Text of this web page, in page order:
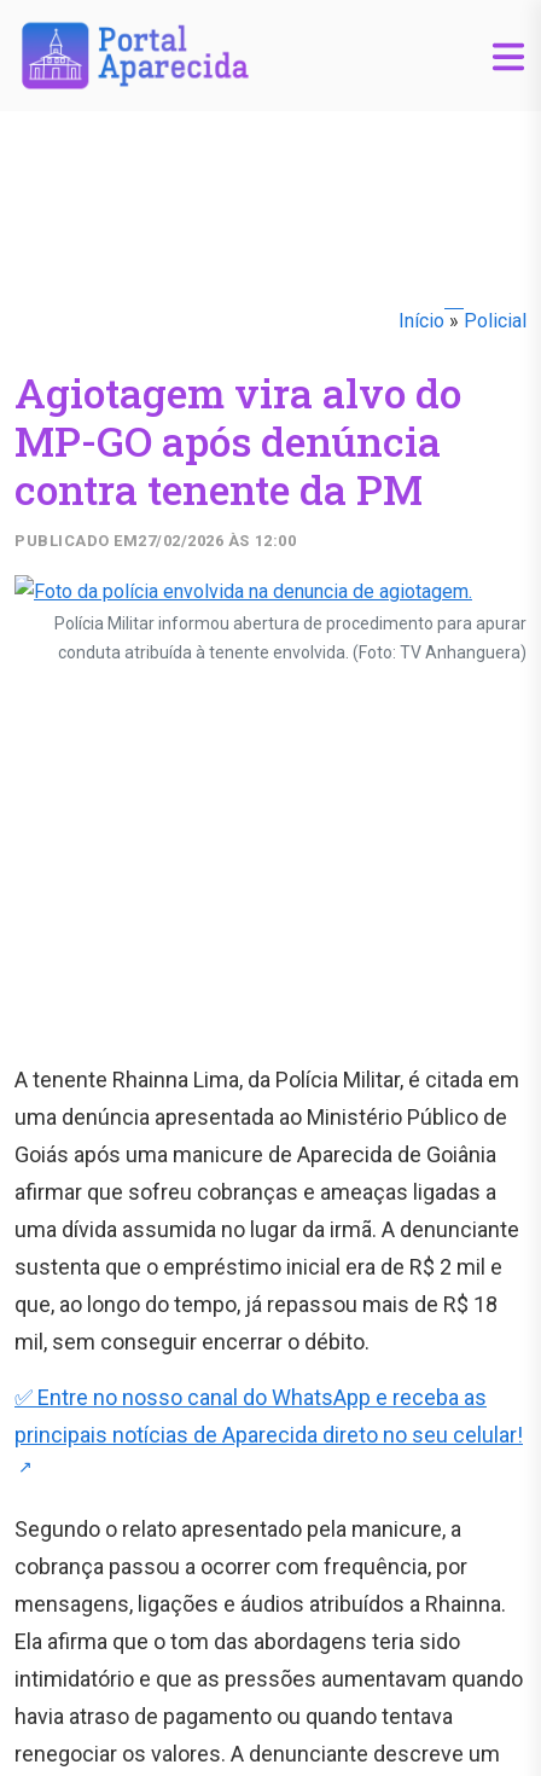
Início » Policial
Agiotagem vira alvo do
MP-GO após denúncia
contra tenente da PM
PUBLICADO EM27/02/2026 ÀS 12:00
Polícia Militar informou abertura de procedimento para apurar
conduta atribuída à tenente envolvida. (Foto: TV Anhanguera)
A tenente Rhainna Lima, da Polícia Militar, é citada em
uma denúncia apresentada ao Ministério Público de
Goiás após uma manicure de Aparecida de Goiânia
afirmar que sofreu cobranças e ameaças ligadas a
uma dívida assumida no lugar da irmã. A denunciante
sustenta que o empréstimo inicial era de R$ 2 mil e
que, ao longo do tempo, já repassou mais de R$ 18
mil, sem conseguir encerrar o débito.
✅ Entre no nosso canal do WhatsApp e receba as
principais notícias de Aparecida direto no seu celular!
Segundo o relato apresentado pela manicure, a
cobrança passou a ocorrer com frequência, por
mensagens, ligações e áudios atribuídos a Rhainna.
Ela afirma que o tom das abordagens teria sido
intimidatório e que as pressões aumentavam quando
havia atraso de pagamento ou quando tentava
renegociar os valores. A denunciante descreve um